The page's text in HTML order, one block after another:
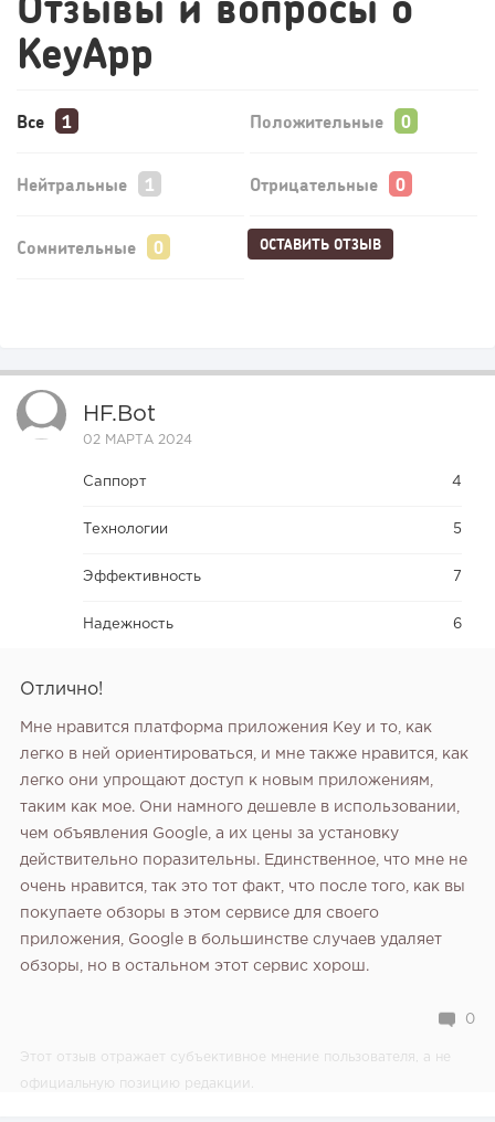
KeyApp
Все Положительные
Нейтральные Отрицательные
Сомнительные ОСТАВИТЬ ОТЗЫВ
HF.bot
02 МАРТА 2024
Саппорт 4
Технологии 5
Эффективность 7
Надежность 6
Отлично!
Мне нравится платформа приложения Key и то, как
легко в ней ориентироваться, и мне также нравится, как
легко они упрощают доступ к новым приложениям,
таким как мое. Они намного дешевле в использовании,
чем объявления Google, а их цены за установку
действительно поразительны. Единственное, что мне не
очень нравится, так это тот факт, что после того, как вы
покупаете обзоры в этом сервисе для своего
приложения, Google в большинстве случаев удаляет
обзоры, но в остальном этот сервис хорош.
0
Этот отзыв отражает субъективное мнение пользователя, а не
официальную позицию редакции.